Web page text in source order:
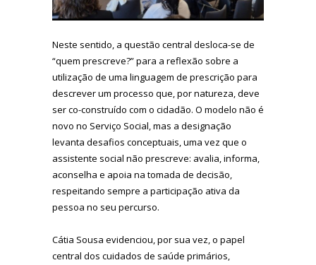
Neste sentido, a questão central desloca-se de
“quem prescreve?” para a reflexão sobre a
utilização de uma linguagem de prescrição para
descrever um processo que, por natureza, deve
ser co-construído com o cidadão. O modelo não é
novo no Serviço Social, mas a designação
levanta desafios conceptuais, uma vez que o
assistente social não prescreve: avalia, informa,
aconselha e apoia na tomada de decisão,
respeitando sempre a participação ativa da
pessoa no seu percurso.
Cátia Sousa evidenciou, por sua vez, o papel
central dos cuidados de saúde primários,